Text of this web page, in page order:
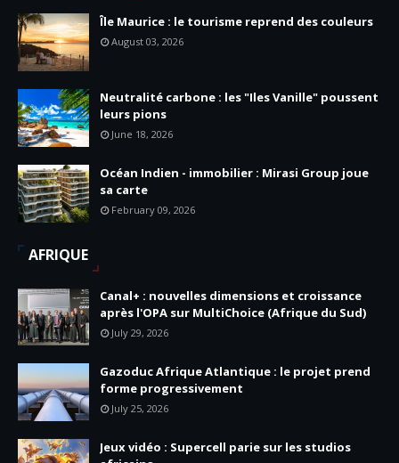
Île Maurice : le tourisme reprend des couleurs
August 03, 2026
Neutralité carbone : les "Iles Vanille" poussent
leurs pions
June 18, 2026
Océan Indien - immobilier : Mirasi Group joue
sa carte
February 09, 2026
AFRIQUE
Canal+ : nouvelles dimensions et croissance
après l'OPA sur MultiChoice (Afrique du Sud)
July 29, 2026
Gazoduc Afrique Atlantique : le projet prend
forme progressivement
July 25, 2026
Jeux vidéo : Supercell parie sur les studios